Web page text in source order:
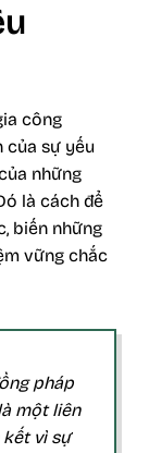
công
của sự yếu
những
là cách để
biến những
vững chắc
pháp
một liên
vì sự